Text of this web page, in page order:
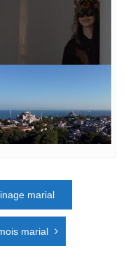
marial
marial